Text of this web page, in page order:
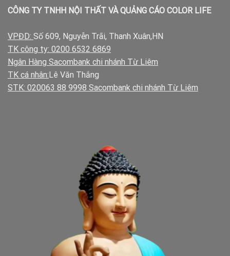
CÔNG TY TNHH NỘI THẤT VÀ QUẢNG CÁO COLOR LIFE
VPĐD: Số 609, Nguyễn Trãi, Thanh Xuân,HN
TK công ty: 0200 6532 6869
Ngân Hàng Sacombank chi nhánh Từ Liêm
TK cá nhân:Lê Văn Thắng
STK: 020063 88 9998 Sacombank chi nhánh Từ Liêm